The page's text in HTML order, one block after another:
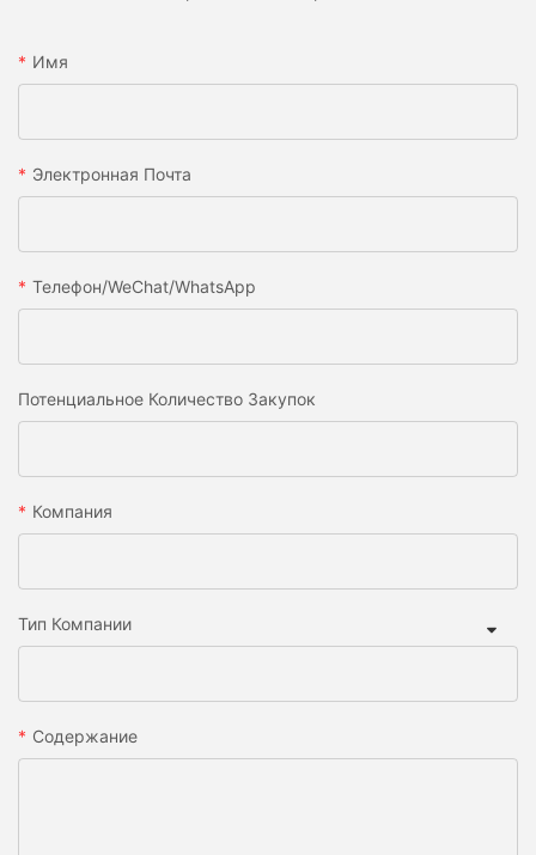
Имя
Электронная Почта
Телефон/WeChat/WhatsApp
Потенциальное Количество Закупок
Компания
Тип Компании
Содержание